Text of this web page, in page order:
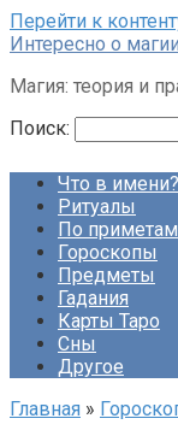
Перейти к
Интересно о магии
Магия: теория и
Поиск:
Что в имени?
Ритуалы
По приметам
Гороскопы
Предметы
Гадания
Карты Таро
Сны
Другое
Главная »